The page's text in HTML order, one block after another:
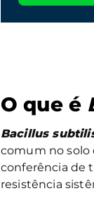
O que é
Bacillus
comum no solo
conferência de
resistência